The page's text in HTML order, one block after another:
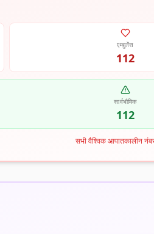
एम्बुलेंस
112
सार्वभौमिक
112
सभी वैश्विक आपातकालीन